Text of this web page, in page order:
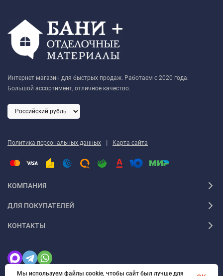
Интернет магазин для быстрых продаж. Работаем с 2020 года.
Большой ассортимент, отличное качество.
Политика персональных данных | Карта сайта
КОМПАНИЯ
ДЛЯ ПОКУПАТЕЛЕЙ
КОНТАКТЫ
Мы используем файлы cookie, чтобы сайт был лучше для